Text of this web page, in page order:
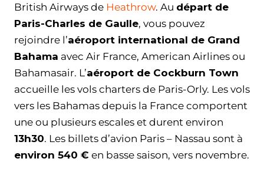
British Airways de Heathrow. Au départ de
Paris-Charles de Gaulle, vous pouvez
rejoindre l’aéroport international de Grand
Bahama avec Air France, American Airlines ou
Bahamasair. L’aéroport de Cockburn Town
accueille les vols charters de Paris-Orly. Les vols
vers les Bahamas depuis la France comportent
une ou plusieurs escales et durent environ
13h30. Les billets d’avion Paris – Nassau sont à
environ 540 € en basse saison, vers novembre.